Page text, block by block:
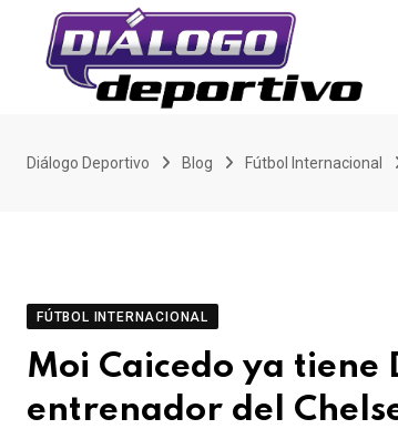
content
Diálogo Deportivo Blog Fútbol Internacional
FÚTBOL INTERNACIONAL
Moi Caicedo ya tiene
entrenador del